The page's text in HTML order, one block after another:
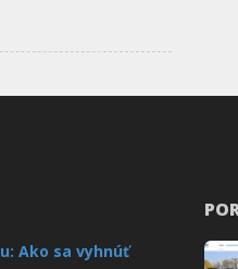
Ako sa vyhnúť